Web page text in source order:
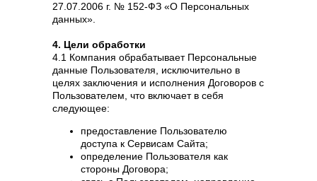
27.07.2006 г. № 152-ФЗ «О Персональных
данных».
4. Цели обработки
4.1 Компания обрабатывает Персональные
данные Пользователя, исключительно в
целях заключения и исполнения Договоров с
Пользователем, что включает в себя
следующее:
предоставление Пользователю
доступа к Сервисам Сайта;
определение Пользователя как
стороны Договора;